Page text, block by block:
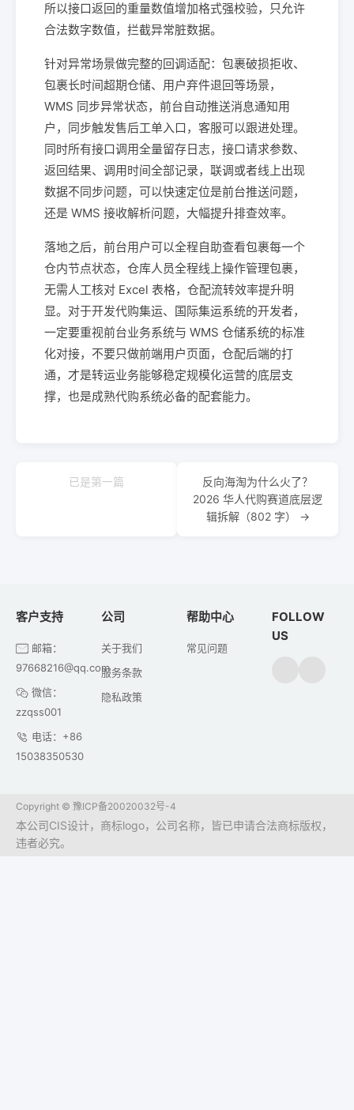
所以接口返回的重量数值增加格式强校验，只允许
合法数字数值，拦截异常脏数据。
针对异常场景做完整的回调适配：包裹破损拒收、
包裹长时间超期仓储、用户弃件退回等场景，
WMS 同步异常状态，前台自动推送消息通知用
户，同步触发售后工单入口，客服可以跟进处理。
同时所有接口调用全量留存日志，接口请求参数、
返回结果、调用时间全部记录，联调或者线上出现
数据不同步问题，可以快速定位是前台推送问题，
还是 WMS 接收解析问题，大幅提升排查效率。
落地之后，前台用户可以全程自助查看包裹每一个
仓内节点状态，仓库人员全程线上操作管理包裹，
无需人工核对 Excel 表格，仓配流转效率提升明
显。对于开发代购集运、国际集运系统的开发者，
一定要重视前台业务系统与 WMS 仓储系统的标准
化对接，不要只做前端用户页面，仓配后端的打
通，才是转运业务能够稳定规模化运营的底层支
撑，也是成熟代购系统必备的配套能力。
已是第一篇
反向海淘为什么火了？
2026 华人代购赛道底层逻
辑拆解（802 字） →
客户支持
邮箱：
97668216@qq.com
微信：
zzqss001
电话：+86
15038350530
公司
关于我们
服务条款
隐私政策
帮助中心
常见问题
FOLLOW
US
Copyright © 豫ICP备20020032号-4
本公司CIS设计，商标logo，公司名称，皆已申请合法商标版权，
违者必究。